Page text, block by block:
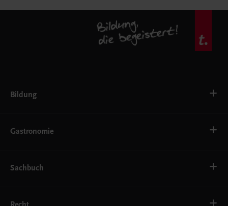
Bildung
AHS
EWF/ZWF
FW
Gastronomie
Getränke
Service
Sachbuch
Gesellschaft, Politik und Wirtschaft